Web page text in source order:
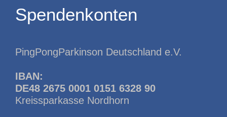
Spendenkonten
PingPongParkinson Deutschland e.V.
IBAN:
DE48 2675 0001 0151 6328 90
Kreissparkasse Nordhorn